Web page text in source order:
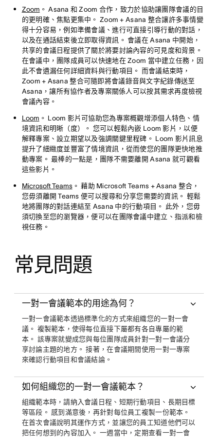
Zoom 。 Asana 和 Zoom 合作，致力於協助讓團隊會議的目
的更明確、焦點更集中。 Zoom + Asana 整合讓許多事情變
得十分容易，例如準備會議、進行可直接引導行動的對話，
以及在通話結束後立即取得資訊。 會議在 Asana 中開始，
共享的會議日程提供了關於將要討論內容的可見度和背景。
在會議中，團隊成員可以快速地在 Zoom 當中建立任務，因
此不會遺漏任何詳細資料與行動項目。 而會議結束時，
Zoom + Asana 整合可隨即將會議錄音與文字紀錄傳送至
Asana，讓所有協作者及專案關係人可以按其需求再度檢視
會議內容。
Loom 。 Loom 影片可協助您為專案概觀增添個人特色、情
境資訊和明晰（度）。 您可以輕鬆內嵌 Loom 影片，以便
解釋專案、設立期望以及強調關鍵里程碑。 Loom 影片訊息
提升了細緻度並豐富了情境資訊，從而使您的團隊更快地推
動專案。 最棒的一點是，團隊不需要離開 Asana 就可觀看
這些影片。
Microsoft Teams。 藉助 Microsoft Teams + Asana 整合，
您毋須離開 Teams 便可以搜尋和分享您需要的資訊。 輕鬆
地將團隊的對話連結至 Asana 中的行動項目。 此外，您毋
須切換至您的瀏覽器，便可以在團隊會議中建立、指派和檢
視任務。
常見問題
一對一會議範本的用途為何？
一對一會議範本透過標準化的方式來組織您的一對一會
議。 複製範本，使得每位直接下屬都有各自專屬的範
本。 該專案就變成您與每位團隊成員針對一對一會議分
享討論主題的地方。 接著，在會議期間使用一對一專案
來確認行動項目和會議結論。
如何組織您的一對一會議範本？
組織範本時，請納入會議日程、短期行動項目、長期目標
等區段。 感到滿意後，再針對每位員工複製一份範本。
在首次會議說明其運作方式，並讓您的員工知道他們可以
把任何想到的內容加入。 一週當中，定期查看一對一會